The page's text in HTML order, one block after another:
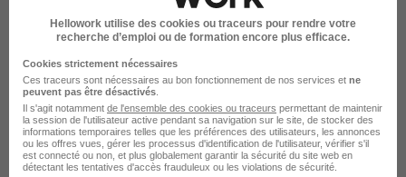
Apprenti Vendeur - Alternance H/F
Innova Campus
Lille - Tourcoing - 59
Alternance
492,22 - 1 823,03 € / mois
1 an
Hellowork utilise des cookies ou traceurs pour rendre votre
recherche d’emploi ou de formation encore plus efficace.
Cookies strictement nécessaires
Ces traceurs sont nécessaires au bon fonctionnement de nos services et ne
peuvent pas être désactivés
Il s'agit notamment de l'ensemble des cookies ou traceurs permettant de maintenir
la session de l'utilisateur active pendant sa navigation sur le site, de stocker des
informations temporaires telles que les préférences des utilisateurs, les annonces
ou les offres vues, gérer les processus d'identification de l'utilisateur, vérifier s'il
est connecté ou non, et plus globalement garantir la sécurité du site web en
détectant les tentatives d'accès frauduleux ou les violations de sécurité.